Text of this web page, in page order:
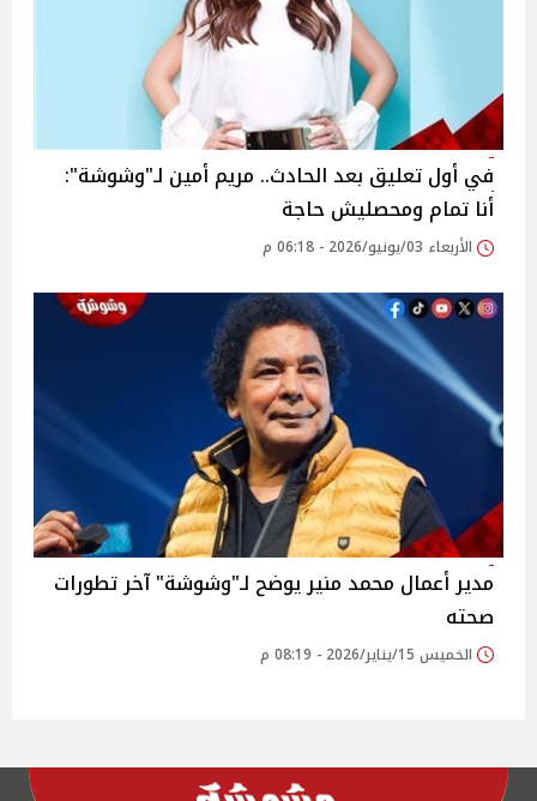
في أول تعليق بعد الحادث.. مريم أمين لـ"وشوشة":
أنا تمام ومحصليش حاجة
الأربعاء 03/يونيو/2026 - 06:18 م
مدير أعمال محمد منير يوضح لـ"وشوشة" آخر تطورات
صحته
الخميس 15/يناير/2026 - 08:19 م